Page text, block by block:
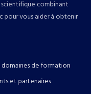
combinant
pour vous aider à obtenir
domaines de formation
et partenaires